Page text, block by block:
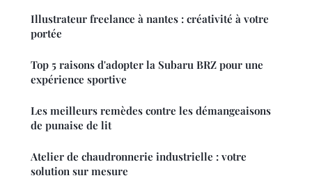
Illustrateur freelance à nantes : créativité à votre
portée
Top 5 raisons d'adopter la Subaru BRZ pour une
expérience sportive
Les meilleurs remèdes contre les démangeaisons
de punaise de lit
Atelier de chaudronnerie industrielle : votre
solution sur mesure